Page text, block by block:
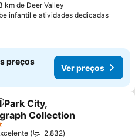
km de Deer Valley
infantil e atividades dedicadasVer
preços
Ver preços
aos favoritos
Park City,
Collection
2.832